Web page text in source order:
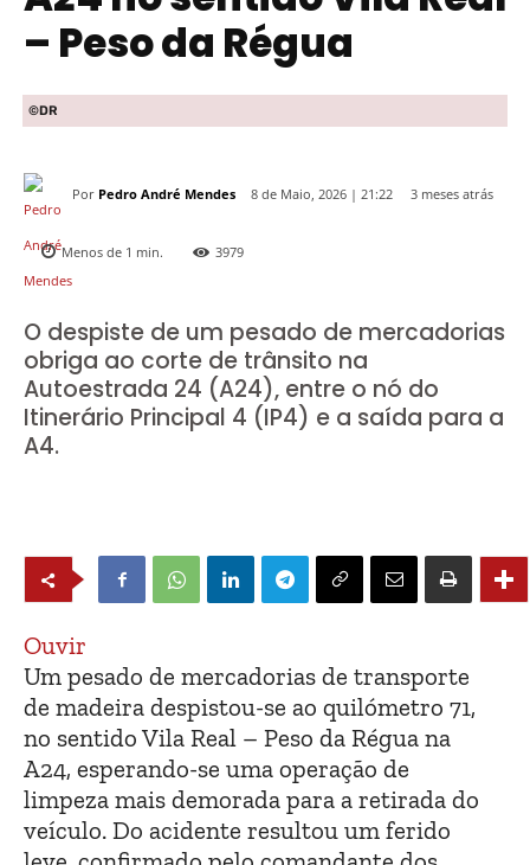
– Peso da Régua
©DR
Por Pedro André Mendes 8 de Maio, 2026 | 21:22 3 meses atrás
Menos de 1 min. 3979
O despiste de um pesado de mercadorias
obriga ao corte de trânsito na
Autoestrada 24 (A24), entre o nó do
Itinerário Principal 4 (IP4) e a saída para a
A4.
Ouvir
Um pesado de mercadorias de transporte
de madeira despistou-se ao quilómetro 71,
no sentido Vila Real – Peso da Régua na
A24, esperando-se uma operação de
limpeza mais demorada para a retirada do
veículo. Do acidente resultou um ferido